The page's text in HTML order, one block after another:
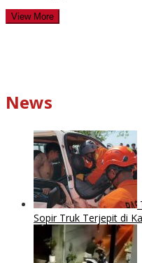
View More
News
Sopir Truk Terjepit di